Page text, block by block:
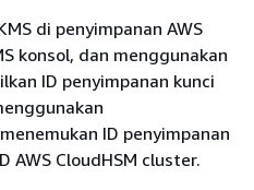
di penyimpanan AWS
konsol, dan menggunakan
ID penyimpanan kunci
ID penyimpanan
AWS CloudHSM cluster.